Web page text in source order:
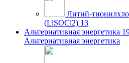
Литий-
(LiSOCl2) 13
Альтернативная энергетика
Альтернативная энергетика